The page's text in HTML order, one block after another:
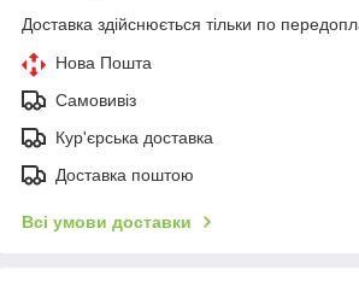
Доставка здійснюється тільки по
Нова Пошта
Самовивіз
Кур'єрська доставка
Доставка поштою
Всі умови доставки